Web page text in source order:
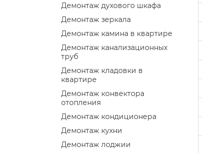
Демонтаж духового шкафа
Демонтаж зеркала
Демонтаж камина в квартире
Демонтаж канализационных
труб
Демонтаж кладовки в
квартире
Демонтаж конвектора
отопления
Демонтаж кондиционера
Демонтаж кухни
Демонтаж лоджии